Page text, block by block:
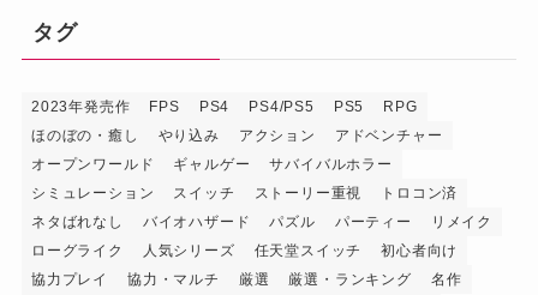
タグ
2023年発売作 FPS PS4 PS4/PS5 PS5
RPG
ほのぼの・癒し
やり込み アクション
アドベンチャー
オープンワールド
ギャルゲー
サバイバルホラー
シミュレーション
スイッチ ストーリー重視
トロコン済
ネタばれなし
バイオハザード パズル パーティー
リメイク
ローグライク
人気シリーズ 任天堂スイッチ
初心者向け
協力プレイ
協力・マルチ 厳選 厳選・ランキング 名作